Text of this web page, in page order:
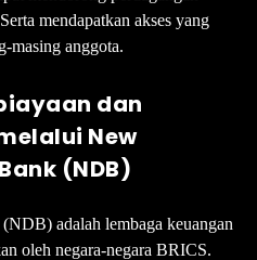
mendapatkan akses yang
masing anggota.
dan
New
(NDB)
adalah lembaga keuangan
oleh negara-negara BRICS.